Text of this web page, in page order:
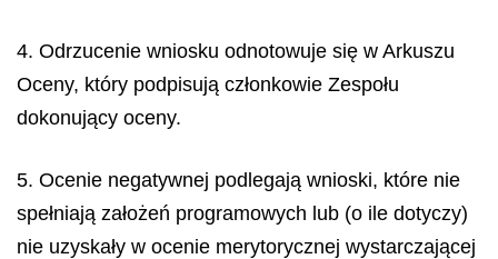
4. Odrzucenie wniosku odnotowuje się w Arkuszu
Oceny, który podpisują członkowie Zespołu
dokonujący oceny.
5. Ocenie negatywnej podlegają wnioski, które nie
spełniają założeń programowych lub (o ile dotyczy)
nie uzyskały w ocenie merytorycznej wystarczającej